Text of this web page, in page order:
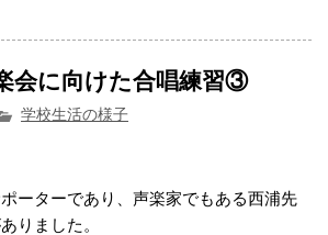
会に向けた合唱練習③
学校生活の様子
ーターであり、声楽家でもある西浦先
りました。